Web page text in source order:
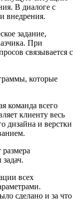
В диалоге с
внедрения.
задание,
При
связывается с
которые
команда всего
клиенту весь
дизайна и верстки
всех
сделано и за что